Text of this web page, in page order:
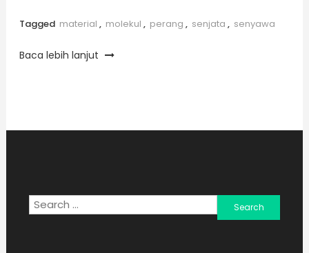
Tagged material , molekul , perang , senjata , senyawa
Baca lebih lanjut
Search
for: